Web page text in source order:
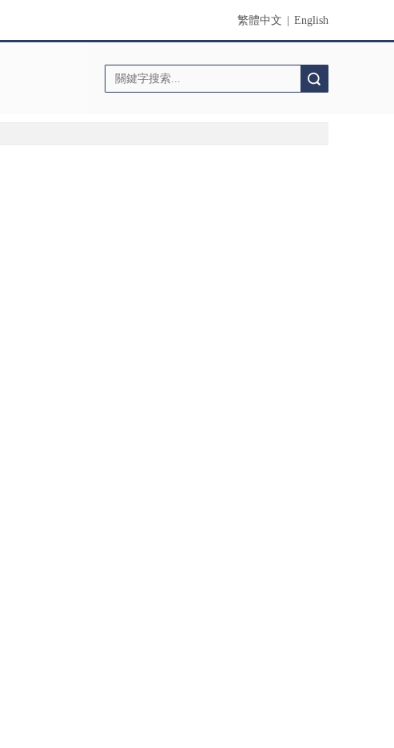
繁體中文 English